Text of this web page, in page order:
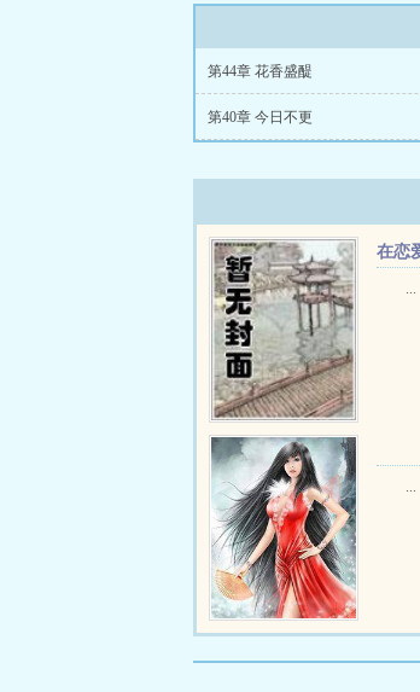
第44章 花香盛醍
第40章 今日不更
在恋
...
...